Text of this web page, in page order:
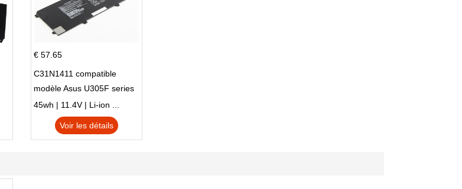
€ 57.65
C31N1411 compatible
modèle Asus U305F series
45wh | 11.4V | Li-ion ...
Voir les détails